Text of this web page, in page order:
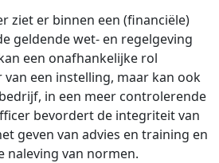
ziet er binnen een (financiële)
geldende wet- en regelgeving
een onafhankelijke rol
van een instelling, maar kan ook
in een meer controlerende
bevordert de integriteit van
geven van advies en training en
naleving van normen.